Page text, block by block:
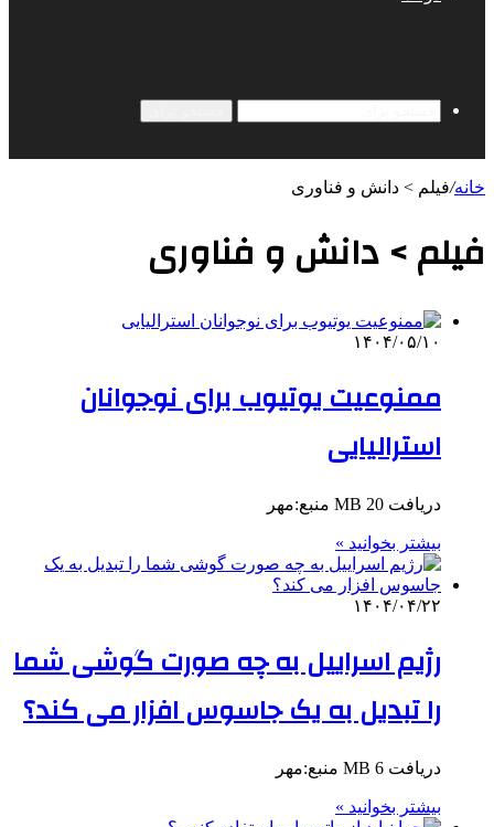
خانه/فیلم > دانش و فناوری
فیلم > دانش و فناوری
۱۴۰۴/۰۵/۱۰
ممنوعیت یوتیوب برای نوجوانان
استرالیایی
دریافت 20 MB منبع:مهر
بیشتر بخوانید »
۱۴۰۴/۰۴/۲۲
رژیم اسراییل به چه صورت گوشی شما
را تبدیل به یک جاسوس افزار می کند؟
دریافت 6 MB منبع:مهر
بیشتر بخوانید »